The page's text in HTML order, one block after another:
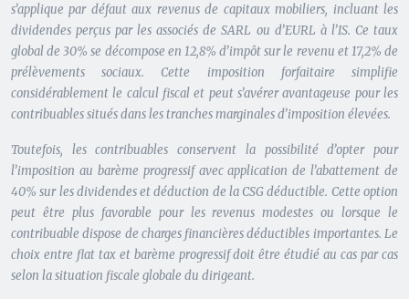
s’applique par défaut aux revenus de capitaux mobiliers, incluant les
dividendes perçus par les associés de SARL ou d’EURL à l’IS. Ce taux
global de 30% se décompose en 12,8% d’impôt sur le revenu et 17,2% de
prélèvements sociaux. Cette imposition forfaitaire simplifie
considérablement le calcul fiscal et peut s’avérer avantageuse pour les
contribuables situés dans les tranches marginales d’imposition élevées.
Toutefois, les contribuables conservent la possibilité d’opter pour
l’imposition au barème progressif avec application de l’abattement de
40% sur les dividendes et déduction de la CSG déductible. Cette option
peut être plus favorable pour les revenus modestes ou lorsque le
contribuable dispose de charges financières déductibles importantes. Le
choix entre flat tax et barème progressif doit être étudié au cas par cas
selon la situation fiscale globale du dirigeant.